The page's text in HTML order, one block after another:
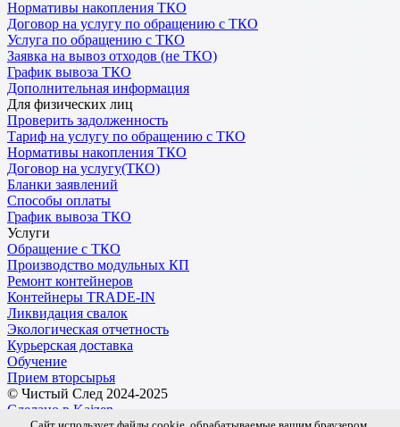
Нормативы накопления ТКО
Договор на услугу по обращению с ТКО
Услуга по обращению с ТКО
Заявка на вывоз отходов (не ТКО)
График вывоза ТКО
Дополнительная информация
Для физических лиц
Проверить задолженность
Тариф на услугу по обращению с ТКО
Нормативы накопления ТКО
Договор на услугу(ТКО)
Бланки заявлений
Способы оплаты
График вывоза ТКО
Услуги
Обращение с ТКО
Производство модульных КП
Ремонт контейнеров
Контейнеры TRADE-IN
Ликвидация свалок
Экологическая отчетность
Курьерская доставка
Обучение
Прием вторсырья
© Чистый След 2024-2025
Сделано в Kaizen